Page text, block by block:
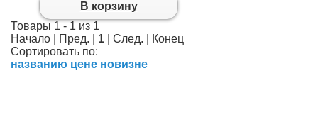
В корзину
Товары 1 - 1 из 1
Начало | Пред. | 1 | След. | Конец
Сортировать по:
названию цене новизне